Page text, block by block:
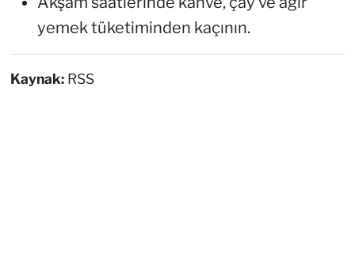
yemek tüketiminden kaçının.
Kaynak: RSS